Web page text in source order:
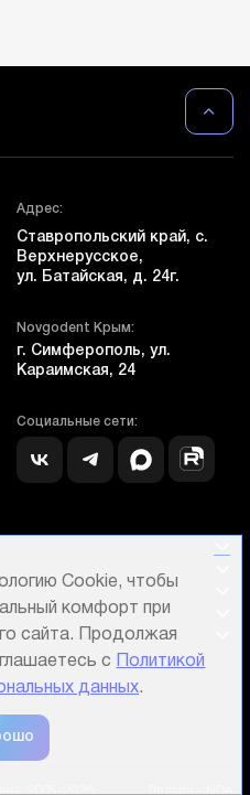
Адрес:
Ставропольский край, с.
Верхнерусское,
ул. Батайская, д. 24г.
Novgodent Крым:
г. Симферополь, ул.
Караимская, 24
Социальные сети:
Cookie, чтобы
комфорт при
сайта. Продолжая
с
Политикой
данных.